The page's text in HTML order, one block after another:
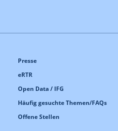
Presse
eRTR
Open Data / IFG
Häufig gesuchte Themen/FAQs
Offene Stellen